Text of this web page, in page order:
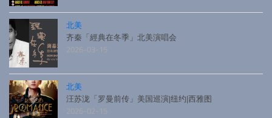
北美
齐秦「經典在冬季」北美演唱会
2026-03-15
北美
汪苏泷「罗曼前传」美国巡演|纽约|西雅图
2026-02-15